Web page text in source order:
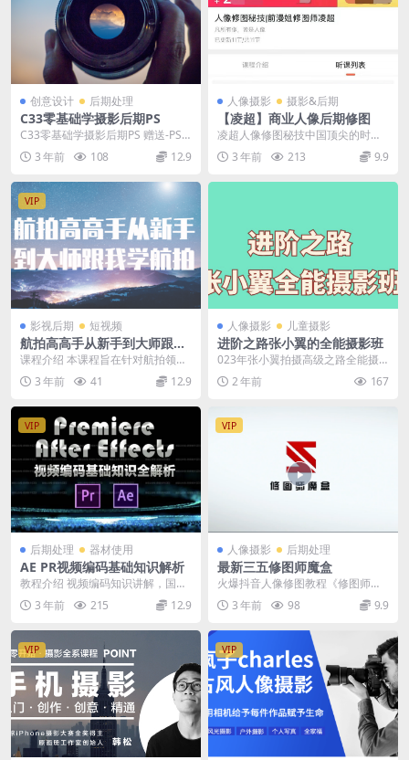
创意设计 后期处理
C33零基础学摄影后期PS
C33零基础学摄影后期PS 赠送-PS
基础入门课 42课时 500元 照片一定
要...3 年前 108 12.9
人像摄影 摄影&后期
【凌超】商业人像后期修图
凌超人像修图秘技中国顶尖的时尚
修图师11节课摄影后期PS调色教程
【1080P】
3 年前 213 9.9
VIP
影视后期 短视频
航拍高高手从新手到大师跟我
学航拍
课程介绍 本课程旨在针对航拍领域
的初学者，从基础的技能和理论出
发，逐步提升自己的...
3 年前 41 12.9
人像摄影 儿童摄影
进阶之路张小翼的全能摄影班
023年张小翼拍摄高级之路全能摄
影班网络资源介绍： 课程内容文件
目录 001节安...
2 年前 167
VIP
后期处理 器材使用
AE PR视频编码基础知识解析
教程介绍 视频编码知识讲解，国内
很多AE CG资源大部分是国外教
程，本套课程已经...
3 年前 215 12.9
VIP
人像摄影 后期处理
最新三五修图师魔盒
火爆抖音人像修图教程《修图师魔
盒》 001整理好你的ps （1-10）ps
常用工...
3 年前 98 9.9
VIP VIP